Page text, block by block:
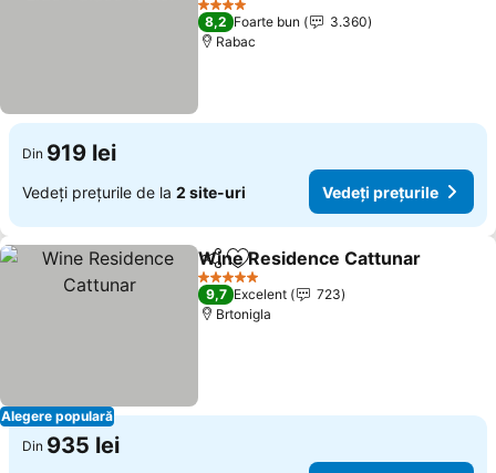
4 Stele
8,2 Foarte bun
3.360
Rabac
Din 919 lei
Vedeți prețurile de la 2 site-uri Vedeți prețurile
Alegere populară
DistribuițiAdăugaţi la favorite
Wine Residence Cattunar
5 Stele
9,7 Excelent
723
Brtonigla
Din 935 lei